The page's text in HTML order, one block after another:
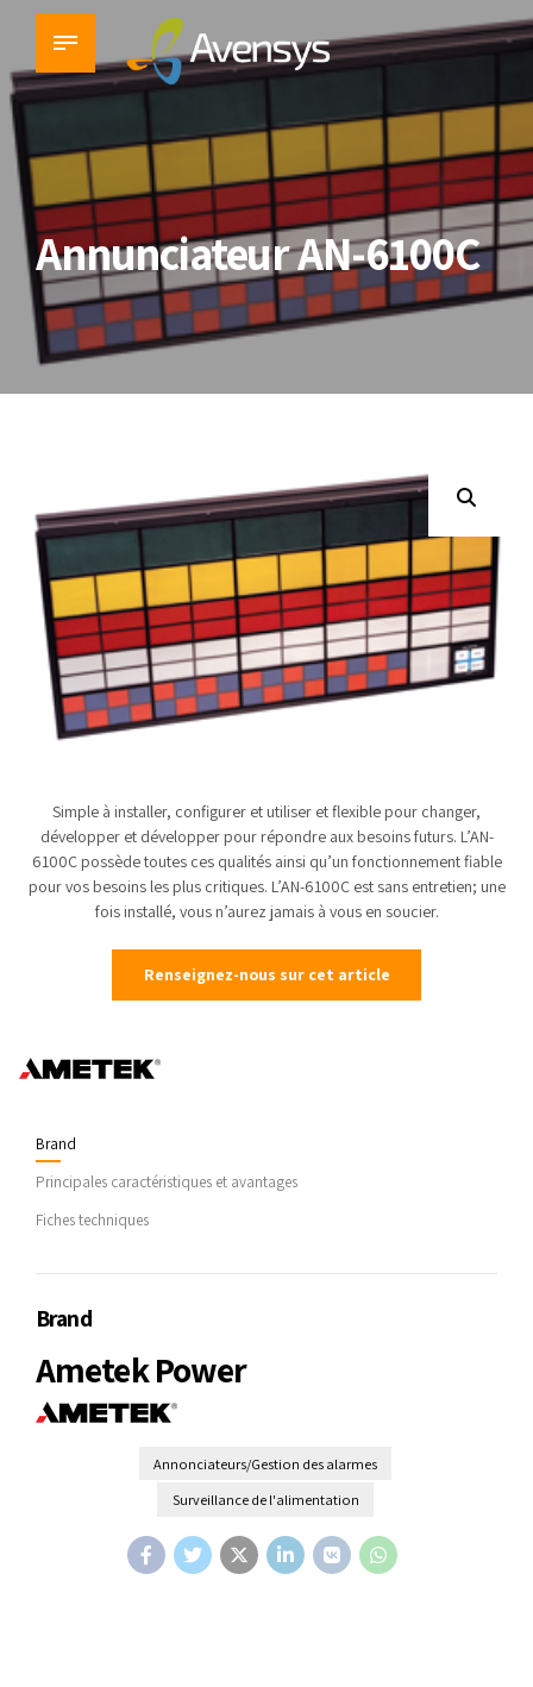
Annunciateur AN-6100C
Simple à installer, configurer et utiliser et flexible pour changer,
développer et développer pour répondre aux besoins futurs. L’AN-
6100C possède toutes ces qualités ainsi qu’un fonctionnement fiable
pour vos besoins les plus critiques. L’AN-6100C est sans entretien; une
fois installé, vous n’aurez jamais à vous en soucier.
Renseignez-nous sur cet article
Brand
Principales caractéristiques et avantages
Fiches techniques
Brand
Ametek Power
Annonciateurs/Gestion des alarmes
Surveillance de l'alimentation